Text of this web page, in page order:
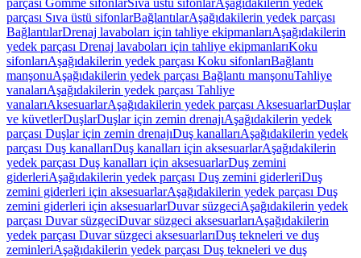
parçası Gömme sifonlarSıva üstü sifonlarAşağıdakilerin yedek
parçası Sıva üstü sifonlarBağlantılarAşağıdakilerin yedek parçası
BağlantılarDrenaj lavaboları için tahliye ekipmanlarıAşağıdakilerin
yedek parçası Drenaj lavaboları için tahliye ekipmanlarıKoku
sifonlarıAşağıdakilerin yedek parçası Koku sifonlarıBağlantı
manşonuAşağıdakilerin yedek parçası Bağlantı manşonuTahliye
vanalarıAşağıdakilerin yedek parçası Tahliye
vanalarıAksesuarlarAşağıdakilerin yedek parçası AksesuarlarDuşlar
ve küvetlerDuşlarDuşlar için zemin drenajıAşağıdakilerin yedek
parçası Duşlar için zemin drenajıDuş kanallarıAşağıdakilerin yedek
parçası Duş kanallarıDuş kanalları için aksesuarlarAşağıdakilerin
yedek parçası Duş kanalları için aksesuarlarDuş zemini
giderleriAşağıdakilerin yedek parçası Duş zemini giderleriDuş
zemini giderleri için aksesuarlarAşağıdakilerin yedek parçası Duş
zemini giderleri için aksesuarlarDuvar süzgeciAşağıdakilerin yedek
parçası Duvar süzgeciDuvar süzgeci aksesuarlarıAşağıdakilerin
yedek parçası Duvar süzgeci aksesuarlarıDuş tekneleri ve duş
zeminleriAşağıdakilerin yedek parçası Duş tekneleri ve duş